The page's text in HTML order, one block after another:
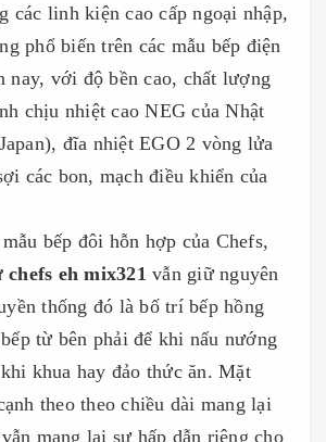
các linh kiện cao cấp ngoại nhập,
phổ biến trên các mẫu bếp điện
nay, với độ bền cao, chất lượng
chịu nhiệt cao NEG của Nhật
đĩa nhiệt EGO 2 vòng lửa
các bon, mạch điều khiển của
bếp đôi hỗn hợp của Chefs,
eh mix321 vẫn giữ nguyên
thống đó là bố trí bếp hồng
từ bên phải để khi nấu nướng
khua hay đảo thức ăn. Mặt
theo theo chiều dài mang lại
mang lại sự hấp dẫn riêng cho